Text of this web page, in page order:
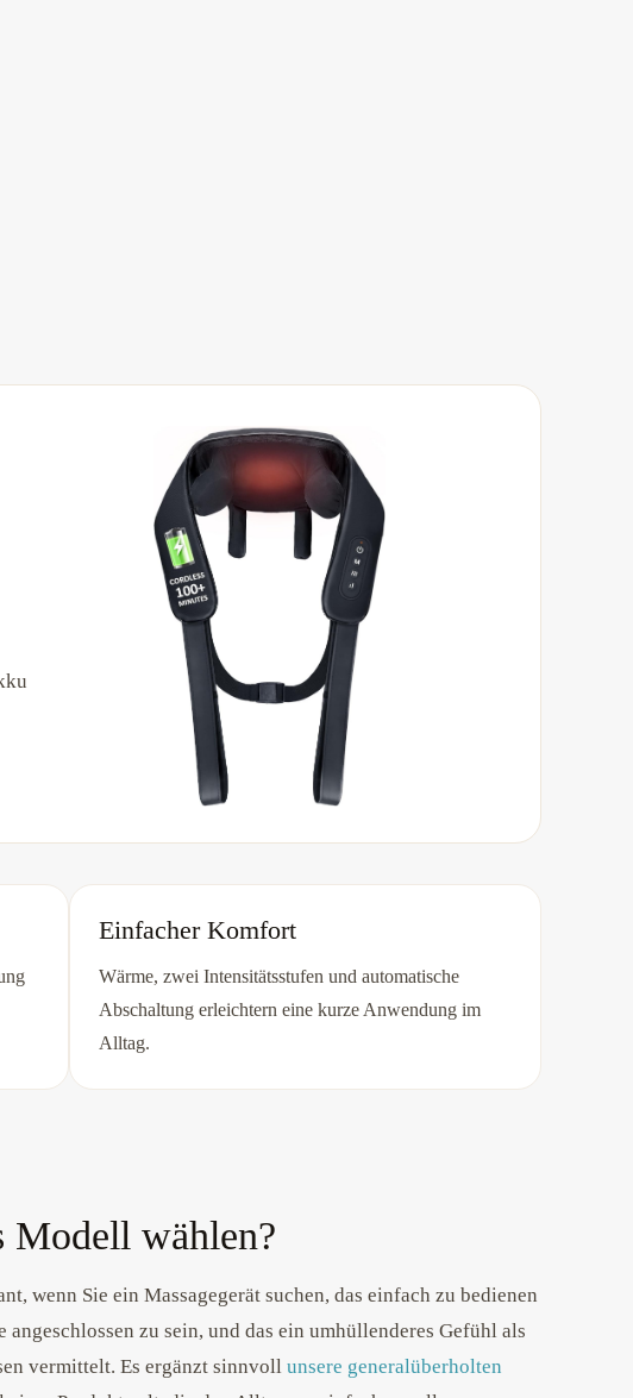
Einfacher Komfort
Wärme, zwei Intensitätsstufen und automatische
Abschaltung erleichtern eine kurze Anwendung im
Alltag.
Modell wählen?
wenn Sie ein Massagegerät suchen, das einfach zu bedienen
angeschlossen zu sein, und das ein umhüllenderes Gefühl als
vermittelt. Es ergänzt sinnvoll unsere generalüberholten